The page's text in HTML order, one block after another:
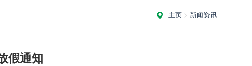
主页 > 新闻资讯
假通知